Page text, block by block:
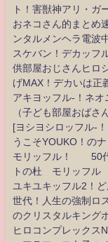
ト！害獣神アリ・ガ
おネコさん的まとめ
ンタルメンヘラ電波
スケバン！デカッフ
供部屋おじさんヒロ
げMAX！デカいは正
アキヨッフル-！ネオ
（子ども部屋おばさ
[ヨシヨシロッフル-
うこそYOUKO！の
モリッフル！ 50代
トの杜 モリッフル
ユキユキッフル2！
世代！人生の強制ロ
のクリスタルキング
ヒロコンプレックス